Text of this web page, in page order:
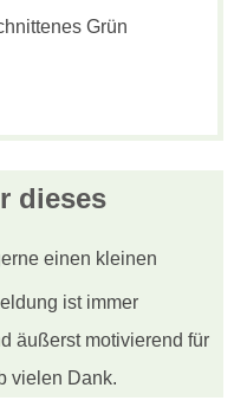
Grün
dieses
einen kleinen
ist immer
äußerst motivierend für
vielen Dank.